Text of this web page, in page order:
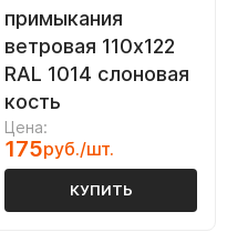
примыкания
ветровая 110х122
RAL 1014 слоновая
кость
Цена:
175руб./шт.
КУПИТЬ